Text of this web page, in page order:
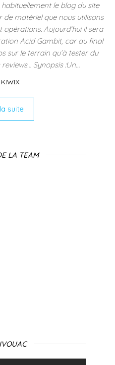
le blog du site
matériel que nous utilisons
Aujourd’hui il sera
Acid Gambit, car au final
sur le terrain qu’à tester du
Synopsis :Un…
KIWIX
suite
LA TEAM